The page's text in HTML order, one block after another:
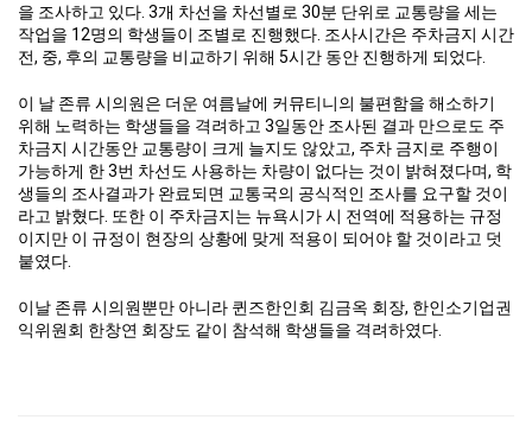
을 조사하고 있다. 3개 차선을 차선별로 30분 단위로 교통량을 세는
작업을 12명의 학생들이 조별로 진행했다. 조사시간은 주차금지 시간
전, 중, 후의 교통량을 비교하기 위해 5시간 동안 진행하게 되었다.
이 날 존류 시의원은 더운 여름날에 커뮤티니의 불편함을 해소하기
위해 노력하는 학생들을 격려하고 3일동안 조사된 결과 만으로도 주
차금지 시간동안 교통량이 크게 늘지도 않았고, 주차 금지로 주행이
가능하게 한 3번 차선도 사용하는 차량이 없다는 것이 밝혀졌다며, 학
생들의 조사결과가 완료되면 교통국의 공식적인 조사를 요구할 것이
라고 밝혔다. 또한 이 주차금지는 뉴욕시가 시 전역에 적용하는 규정
이지만 이 규정이 현장의 상황에 맞게 적용이 되어야 할 것이라고 덧
붙였다.
이날 존류 시의원뿐만 아니라 퀸즈한인회 김금옥 회장, 한인소기업권
익위원회 한창연 회장도 같이 참석해 학생들을 격려하였다.